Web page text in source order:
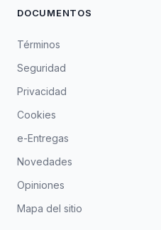
DOCUMENTOS
Términos
Seguridad
Privacidad
Cookies
e-Entregas
Novedades
Opiniones
Mapa del sitio